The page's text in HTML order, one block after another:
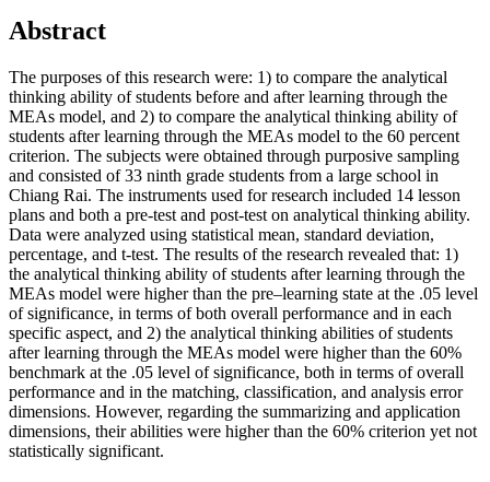
Abstract
The purposes of this research were: 1) to compare the analytical
thinking ability of students before and after learning through the
MEAs model, and 2) to compare the analytical thinking ability of
students after learning through the MEAs model to the 60 percent
criterion. The subjects were obtained through purposive sampling
and consisted of 33 ninth grade students from a large school in
Chiang Rai. The instruments used for research included 14 lesson
plans and both a pre-test and post-test on analytical thinking ability.
Data were analyzed using statistical mean, standard deviation,
percentage, and t-test. The results of the research revealed that: 1)
the analytical thinking ability of students after learning through the
MEAs model were higher than the pre–learning state at the .05 level
of significance, in terms of both overall performance and in each
specific aspect, and 2) the analytical thinking abilities of students
after learning through the MEAs model were higher than the 60%
benchmark at the .05 level of significance, both in terms of overall
performance and in the matching, classification, and analysis error
dimensions. However, regarding the summarizing and application
dimensions, their abilities were higher than the 60% criterion yet not
statistically significant.